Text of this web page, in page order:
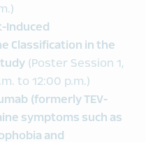
Induced
Classification in the
(Poster Session 1,
to 12:00 p.m.)
(formerly TEV-
symptoms such as
and